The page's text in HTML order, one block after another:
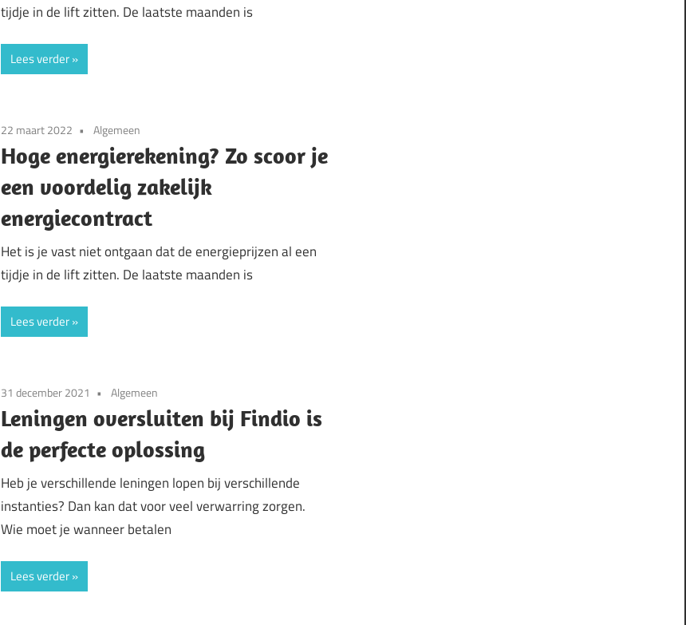
tijdje in de lift zitten. De laatste maanden is
Lees verder
22 maart 2022 Algemeen
Hoge energierekening? Zo scoor je
een voordelig zakelijk
energiecontract
Het is je vast niet ontgaan dat de energieprijzen al een
tijdje in de lift zitten. De laatste maanden is
Lees verder
31 december 2021 Algemeen
Leningen oversluiten bij Findio is
de perfecte oplossing
Heb je verschillende leningen lopen bij verschillende
instanties? Dan kan dat voor veel verwarring zorgen.
Wie moet je wanneer betalen
Lees verder